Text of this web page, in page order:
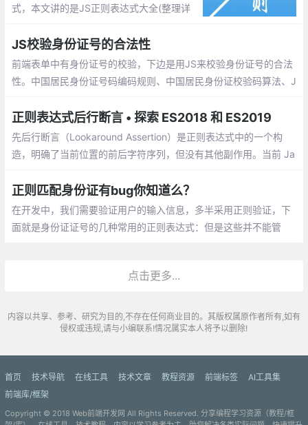
式，本文讲的是JS正则表达式大全(整理详
的需求等等
JS校验身份证号的合法性
前端表单中有身份证号的校验，下边是用JS来校验身份证号的合法
性。中国居民身份证号码编码规则、中国居民身份证校验码算法、J
正则表达式后行断言 • 探索 ES2018 和 ES2019
先后行断言（Lookaround Assertion）是正则表达式中的一个构
造，明确了当前位置的前后字符序列，但没有其他副作用。当前 Ja
当前位置接下来的字符序列
正则匹配身份证有bug你知道么？
在开发中，我们需要验证用户的输入信息，多半采用正则验证，下
面就是身份证证号的几种常用的正则表达式：但是这些并不能管
点击更多...
内容以共享、参考、研究为目的,不存在任何商业目的。其版权属原作者所有,如有
侵权或违规,请与小编联系!情况属实本人将予以删除!
首页 技术导航 在线工具 技术文章 教程资源 前端标签
AI工具集
前端库/框架